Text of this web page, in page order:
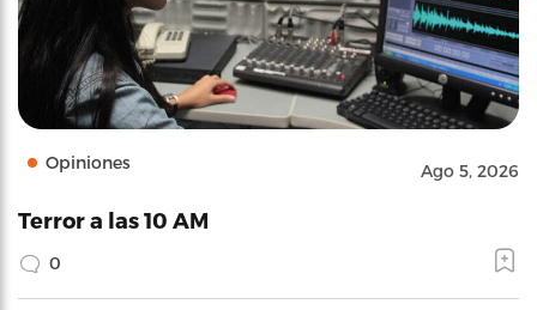
Opiniones Ago 5, 2026
Terror a las 10 AM
0